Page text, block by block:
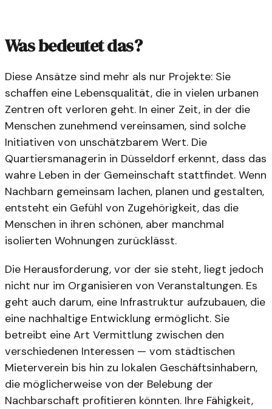
Was bedeutet das?
Diese Ansätze sind mehr als nur Projekte: Sie
schaffen eine Lebensqualität, die in vielen urbanen
Zentren oft verloren geht. In einer Zeit, in der die
Menschen zunehmend vereinsamen, sind solche
Initiativen von unschätzbarem Wert. Die
Quartiersmanagerin in Düsseldorf erkennt, dass das
wahre Leben in der Gemeinschaft stattfindet. Wenn
Nachbarn gemeinsam lachen, planen und gestalten,
entsteht ein Gefühl von Zugehörigkeit, das die
Menschen in ihren schönen, aber manchmal
isolierten Wohnungen zurücklässt.
Die Herausforderung, vor der sie steht, liegt jedoch
nicht nur im Organisieren von Veranstaltungen. Es
geht auch darum, eine Infrastruktur aufzubauen, die
eine nachhaltige Entwicklung ermöglicht. Sie
betreibt eine Art Vermittlung zwischen den
verschiedenen Interessen — vom städtischen
Mieterverein bis hin zu lokalen Geschäftsinhabern,
die möglicherweise von der Belebung der
Nachbarschaft profitieren könnten. Ihre Fähigkeit,